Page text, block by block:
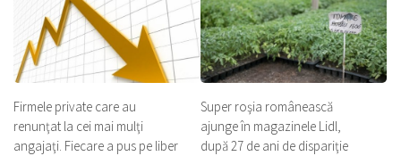
Firmele private care au
renunţat la cei mai mulţi
angajaţi. Fiecare a pus pe liber
Super roşia românească
ajunge în magazinele Lidl,
după 27 de ani de dispariţie